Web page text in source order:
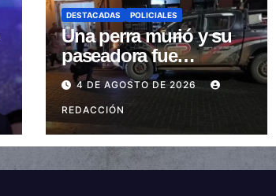
DESTACADAS POLICIALES
Una perra murió y su
paseadora fue
arrastrada tras ser
embestidas en la
senda peatonal
4 DE AGOSTO DE 2026
REDACCIÓN